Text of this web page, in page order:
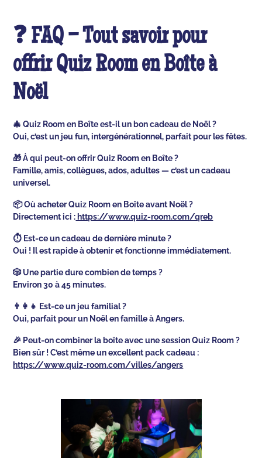
❓ FAQ – Tout savoir pour
offrir Quiz Room en Boîte à
Noël
🎄 Quiz Room en Boîte est-il un bon cadeau de Noël ?
Oui, c’est un jeu fun, intergénérationnel, parfait pour les fêtes.
🎁 À qui peut-on offrir Quiz Room en Boîte ?
Famille, amis, collègues, ados, adultes — c’est un cadeau
universel.
📦 Où acheter Quiz Room en Boîte avant Noël ?
Directement ici :https://www.quiz-room.com/qreb
⏱️ Est-ce un cadeau de dernière minute ?
Oui ! Il est rapide à obtenir et fonctionne immédiatement.
🎲 Une partie dure combien de temps ?
Environ 30 à 45 minutes.
👨‍👩‍👧 Est-ce un jeu familial ?
Oui, parfait pour un Noël en famille à Angers.
🎉 Peut-on combiner la boîte avec une session Quiz Room ?
Bien sûr ! C’est même un excellent pack cadeau :
https://www.quiz-room.com/villes/angers